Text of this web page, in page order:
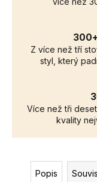
Z více než tří
styl, který
Více než tři
kvality
Popis